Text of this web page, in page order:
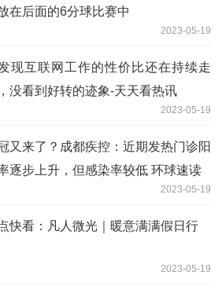
在后面的6分球比赛中
2023-05-19
现互联网工作的性价比还在持续走
没看到好转的迹象-天天看热讯
2023-05-19
又来了？成都疾控：近期发热门诊阳
逐步上升，但感染率较低 环球速读
2023-05-19
快看：凡人微光｜暖意满满假日行
2023-05-19